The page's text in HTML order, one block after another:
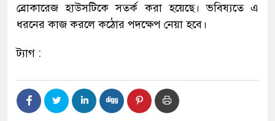
ব্রোকারেজ হাউসটিকে সতর্ক করা হয়েছে। ভবিষ্যতে এ
ধরনের কাজ করলে কঠোর পদক্ষেপ নেয়া হবে।
ট্যাগ :